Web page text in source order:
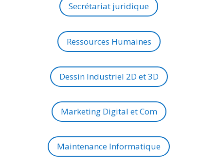
Secrétariat juridique
Ressources Humaines
Dessin Industriel 2D et 3D
Marketing Digital et Com
Maintenance Informatique